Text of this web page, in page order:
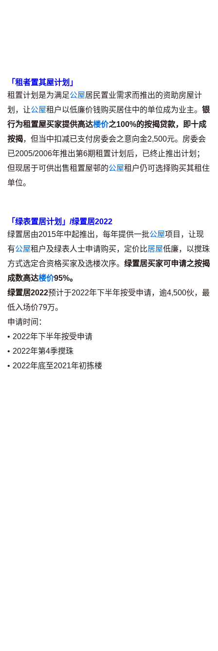
「租者置其屋计划」
租置计划是为满足公屋居民置业需求而推出的资助房屋计
划，让公屋租户以低廉价钱购买居住中的单位成为业主。 银
行为租置屋买家提供高达楼价之100%的按揭贷款，即十成
按揭，但当中扣减已支付房委会之意向金2,500元。房委会
已2005/2006年推出第6期租置计划后，已终止推出计划；
但现居于可供出售租置屋邨的公屋租户仍可选择购买其租住
单位。
「绿表置居计划」/绿置居2022
绿置居由2015年中起推出，每年提供一批公屋项目，让现
有公屋租户及绿表人士申请购买，定价比居屋低廉，以搅珠
方式选定合资格买家及选楼次序。 绿置居买家可申请之按揭
成数高达楼价95%。
绿置居2022预计于2022年下半年按受申请，逾4,500伙，最
低入场价79万。
申请时间：
• 2022年下半年按受申请
• 2022年第4季搅珠
• 2022年底至2021年初拣楼